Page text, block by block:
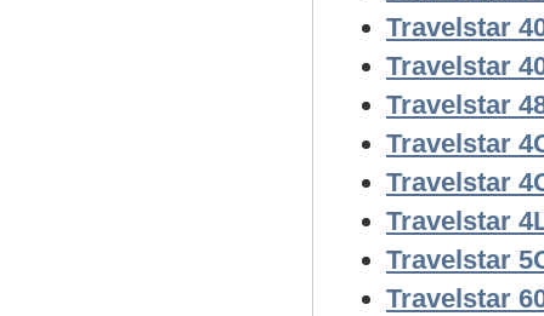
Travelstar
Travelstar
Travelstar
Travelstar
Travelstar
Travelstar
Travelstar
Travelstar